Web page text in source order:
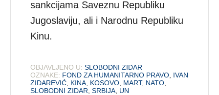
sankcijama Saveznu Republiku
Jugoslaviju, ali i Narodnu Republiku
Kinu.
OBJAVLJENO U: SLOBODNI ZIDAR
OZNAKE: FOND ZA HUMANITARNO PRAVO IVAN
ZIDAREVIĆ KINA KOSOVO MART, NATO
SLOBODNI ZIDAR ,SRBIJA UN